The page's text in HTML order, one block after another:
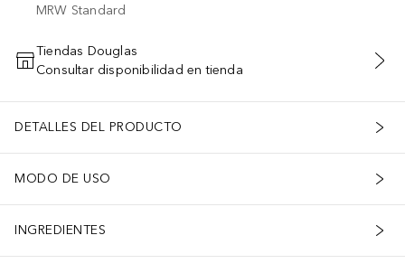
MRW Standard
AÑADIR AL CARRITO
Tiendas Douglas
Consultar disponibilidad en tienda
DETALLES DEL PRODUCTO
MODO DE USO
INGREDIENTES